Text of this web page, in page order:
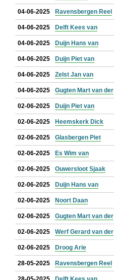
04-06-2025 Ravensbergen Reel
04-06-2025 Delft Kees van
04-06-2025 Duijn Hans van
04-06-2025 Duijn Piet van
04-06-2025 Zelst Jan van
04-06-2025 Gugten Mart van der
02-06-2025 Duijn Piet van
02-06-2025 Heemskerk Dick
02-06-2025 Glasbergen Piet
02-06-2025 Es Wim van
02-06-2025 Ouwersloot Sjaak
02-06-2025 Duijn Hans van
02-06-2025 Noort Daan
02-06-2025 Gugten Mart van der
02-06-2025 Werf Gerard van der
02-06-2025 Droog Arie
28-05-2025 Ravensbergen Reel